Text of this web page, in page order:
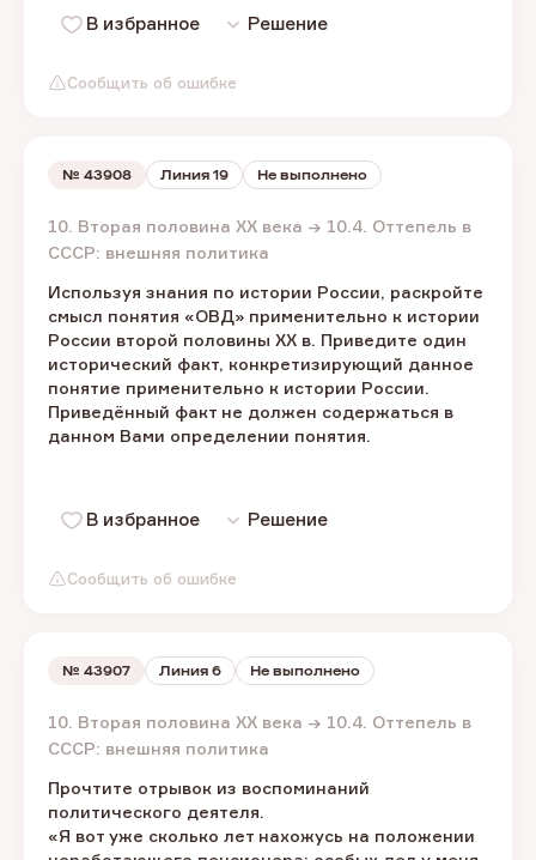
Сообщить об ошибке
В избранное Решение
№ 43908 Линия 19 Не выполнено
Сообщить об ошибке
10. Вторая половина XX века → 10.4. Оттепель в
СССР: внешняя политика
Используя знания по истории России, раскройте
смысл понятия «ОВД» применительно к истории
России второй половины XX в. Приведите один
исторический факт, конкретизирующий данное
понятие применительно к истории России.
Приведённый факт не должен содержаться в
данном Вами определении понятия.
В избранное Решение
№ 43907 Линия 6 Не выполнено
10. Вторая половина XX века → 10.4. Оттепель в
СССР: внешняя политика
Прочтите отрывок из воспоминаний
политического деятеля.
«Я вот уже сколько лет нахожусь на положении